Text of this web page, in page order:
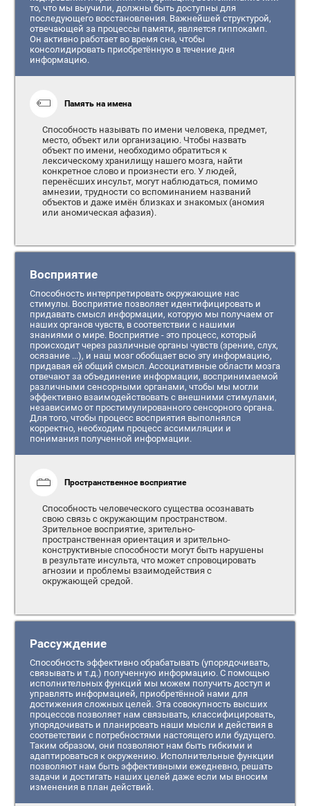
то, что мы выучили, должны быть доступны для
последующего восстановления. Важнейшей структурой,
отвечающей за процессы памяти, является гиппокамп.
Он активно работает во время сна, чтобы
консолидировать приобретённую в течение дня
информацию.
Память на имена
Способность называть по имени человека, предмет,
место, объект или организацию. Чтобы назвать
объект по имени, необходимо обратиться к
лексическому хранилищу нашего мозга, найти
конкретное слово и произнести его. У людей,
перенёсших инсульт, могут наблюдаться, помимо
амнезии, трудности со вспоминанием названий
объектов и даже имён близках и знакомых (аномия
или аномическая афазия).
Восприятие
Способность интерпретировать окружающие нас
стимулы. Восприятие позволяет идентифицировать и
придавать смысл информации, которую мы получаем от
наших органов чувств, в соответствии с нашими
знаниями о мире. Восприятие - это процесс, который
происходит через различные органы чувств (зрение, слух,
осязание ...), и наш мозг обобщает всю эту информацию,
придавая ей общий смысл. Ассоциативные области мозга
отвечают за объединение информации, воспринимаемой
различными сенсорными органами, чтобы мы могли
эффективно взаимодействовать с внешними стимулами,
независимо от простимулированного сенсорного органа.
Для того, чтобы процесс восприятия выполнялся
корректно, необходим процесс ассимиляции и
понимания полученной информации.
Пространственное восприятие
Способность человеческого существа осознавать
свою связь с окружающим пространством.
Зрительное восприятие, зрительно-
пространственная ориентация и зрительно-
конструктивные способности могут быть нарушены
в результате инсульта, что может спровоцировать
агнозии и проблемы взаимодействия с
окружающей средой.
Рассуждение
Способность эффективно обрабатывать (упорядочивать,
связывать и т.д.) полученную информацию. С помощью
исполнительных функций мы можем получить доступ и
управлять информацией, приобретённой нами для
достижения сложных целей. Эта совокупность высших
процессов позволяет нам связывать, классифицировать,
упорядочивать и планировать наши мысли и действия в
соответствии с потребностями настоящего или будущего.
Таким образом, они позволяют нам быть гибкими и
адаптироваться к окружению. Исполнительные функции
позволяют нам быть эффективными ежедневно, решать
задачи и достигать наших целей даже если мы вносим
изменения в план действий.